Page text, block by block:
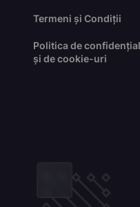
Termeni și Condiții
Politica de
și de cookie-uri